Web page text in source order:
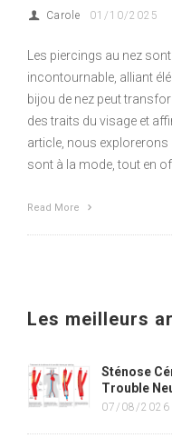
Carole 01/10/2025
Les piercings au nez
incontournable, alliant
bijou de nez peut
des traits du visage et
article, nous explorerons
sont à la mode, tout en
Read More
Les meilleurs
Sténose
Trouble
07/08/2026